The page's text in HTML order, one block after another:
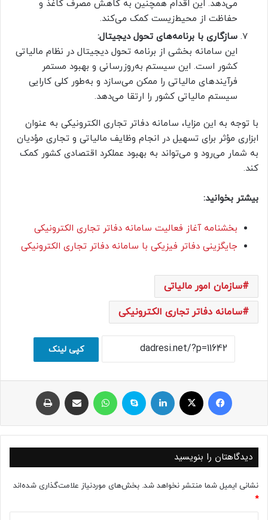
می‌دهد. این اقدام همچنین به کاهش مصرف کاغذ و
حفاظت از محیط‌زیست کمک می‌کند.
سازگاری با برنامه‌های تحول دیجیتال:
این سامانه بخشی از برنامه تحول دیجیتال در نظام مالیاتی
کشور است. این سیستم به‌روزرسانی و بهبود مستمر
فرآیندهای مالیاتی را ممکن می‌سازد و به‌طور کلی کارایی
سیستم مالیاتی کشور را ارتقا می‌دهد.
با توجه به این مزایا، سامانه دفاتر تجاری الکترونیکی به عنوان
ابزاری مؤثر برای تسهیل در انجام وظایف مالیاتی و تجاری مؤدیان
به شمار می‌رود و می‌تواند به بهبود عملکرد اقتصادی کشور کمک
کند.
بیشتر بخوانید:
بخشنامه آغاز فعالیت سامانه دفاتر تجاری الکترونیکی
جایگزینی دفاتر فیزیکی با سامانه دفاتر تجاری الکترونیکی
سازمان امور مالیاتی
سامانه دفاتر تجاری الکترونیکی
کپی لینک
فیسبوک ایکس لینکداین اسکایپ واتس آپ اشتراک با ایمیل
دیدگاهتان را بنویسید
نشانی ایمیل شما منتشر نخواهد شد. بخش‌های موردنیاز علامت‌گذاری شده‌اند
*